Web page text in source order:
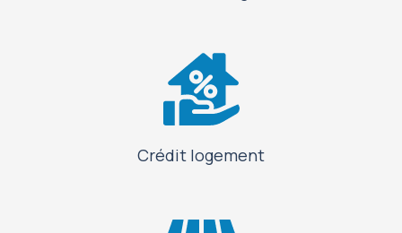
Crédit logement